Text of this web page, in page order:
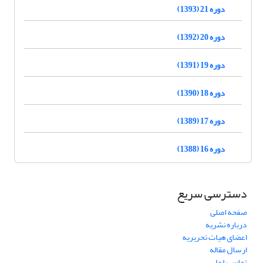
دوره 21 (1393)
دوره 20 (1392)
دوره 19 (1391)
دوره 18 (1390)
دوره 17 (1389)
دوره 16 (1388)
دسترسی سریع
صفحه اصلی
درباره نشریه
اعضای هیات تحریریه
ارسال مقاله